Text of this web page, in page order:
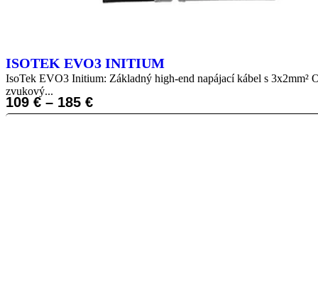
ISOTEK EVO3 INITIUM
IsoTek EVO3 Initium: Základný high-end napájací kábel s
zvukový...
109 € – 185 €